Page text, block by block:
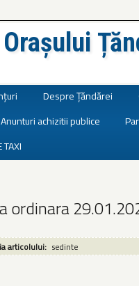
Despre Țăndărei
Anunturi achizitii publice
TAXI
ordinara
articolului: sedinte